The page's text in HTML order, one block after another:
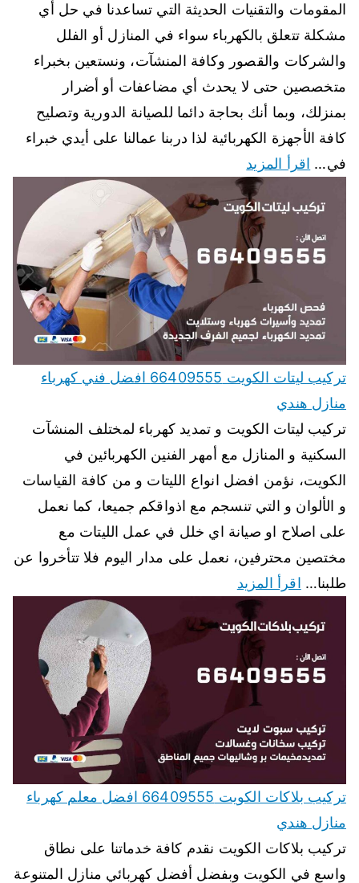
المقومات والتقنيات الحديثة التي تساعدنا في حل أي
مشكلة تتعلق بالكهرباء سواء في المنازل أو الفلل
والشركات والقصور وكافة المنشآت، ونستعين بخبراء
متخصصين حتى لا يحدث أي مضاعفات أو أضرار
بمنزلك، وبما أنك بحاجة دائما للصيانة الدورية وتصليح
كافة الأجهزة الكهربائية لذا دربنا عمالنا على أيدي خبراء
في… اقرأ المزيد
تركيب ليتات الكويت 66409555 افضل فني كهرباء
منازل هندي
تركيب ليتات الكويت و تمديد كهرباء لمختلف المنشآت
السكنية و المنازل مع أمهر الفنين الكهربائين في
الكويت، نؤمن افضل انواع الليتات و من كافة القياسات
و الألوان و التي تنسجم مع اذواقكم جميعا، كما نعمل
على اصلاح او صيانة اي خلل في عمل الليتات مع
مختصين محترفين، نعمل على مدار اليوم فلا تتأخروا عن
طلبنا… اقرأ المزيد
تركيب بلاكات الكويت 66409555 افضل معلم كهرباء
منازل هندي
تركيب بلاكات الكويت نقدم كافة خدماتنا على نطاق
واسع في الكويت وبفضل أفضل كهربائي منازل المتنوعة